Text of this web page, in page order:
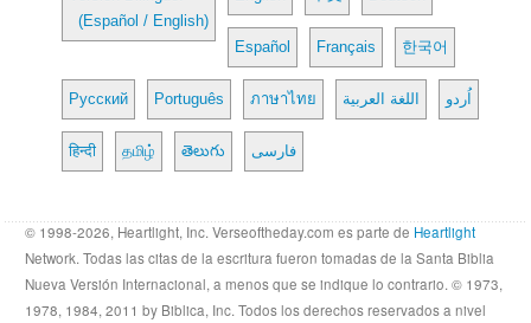
(Español / English)
Español Français 한국어
Русский Português ภาษาไทย اللغة العربية اُردو
हिन्दी தமிழ் తెలుగు فارسی
© 1998-2026, Heartlight, Inc. Verseoftheday.com es parte de Heartlight
Network. Todas las citas de la escritura fueron tomadas de la Santa Biblia
Nueva Versión Internacional, a menos que se indique lo contrario. © 1973,
1978, 1984, 2011 by Biblica, Inc. Todos los derechos reservados a nivel